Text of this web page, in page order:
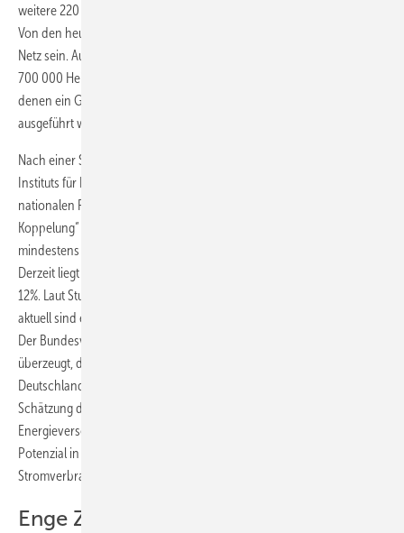
weitere 220 GW ersetzt und nochmals um 140 GW erweitert werden.
Von den heute etwa 450 GW sollen dann nur noch knapp 100 GW am
Netz sein. Auf der anderen Seite wurden in Deutschland zuletzt rund
700 000 Heizgeräte bzw. Heizkessel eingebaut oder ersetzt, von
denen ein Großteil künftig auch als Strom erzeugende Heizung
ausgeführt werden könnte.
Nach einer Studie des Bremer Energie-Instituts und des Deutschen
Instituts für Luft- und Raumfahrt (DLR) mit dem Titel „Analyse des
nationalen Potenzials für den Einsatz hoch­effizienter Kraft-Wärme-
Koppelung“ beträgt das wirtschaftlich umsetzbare Potenzial der KWK
mindestens 57% der gesamten Stromerzeugung in Deutschland.
Derzeit liegt der KWK-Anteil an der Stromerzeugung bei etwa 11 bis
12%. Laut Studie könnte die elektrische Leistung von KWK-Anlagen –
aktuell sind es etwa 21 GW – bis zum Jahr 2020 verdreifacht werden.
Der Bundesverbund Kraft-Wärme-Kopplung e.V. (B.KWK), Berlin, ist
überzeugt, dass bereits bis 2030 die Hälfte des gesamten Stroms in
Deutschland mittels KWK erzeugt werden könnte. Nach einer
Schätzung der Bundestagsenquete-Kommission „Nachhaltige
Energieversorgung“ aus dem Jahr 2002 liegt das gesamte KWK-
Potenzial in Deutschland sogar bei rund 70% des heutigen
Stromverbrauchs.
Enge Zusammenarbeit mit den